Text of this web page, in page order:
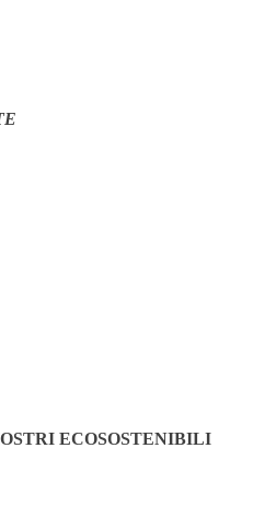
ECOSOSTENIBILI